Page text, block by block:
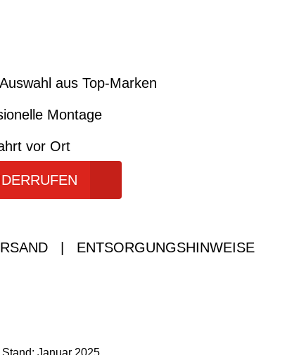
aus Top-Marken
Montage
vor Ort
ENTSORGUNGSHINWEISE